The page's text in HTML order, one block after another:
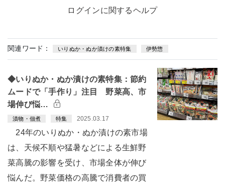
ログインに関するヘルプ
関連ワード： いりぬか・ぬか漬けの素特集 伊勢惣
◆いりぬか・ぬか漬けの素特集：節約
ムードで「手作り」注目 野菜高、市
場伸び悩…
漬物・佃煮 特集 2025.03.17
24年のいりぬか・ぬか漬けの素市場
は、天候不順や猛暑などによる生鮮野
菜高騰の影響を受け、市場全体が伸び
悩んだ。野菜価格の高騰で消費者の買